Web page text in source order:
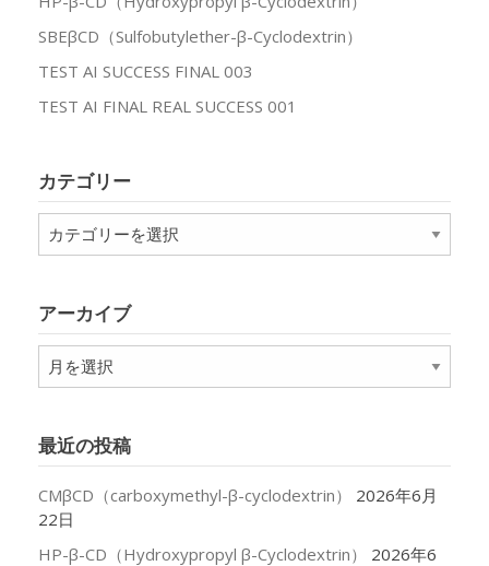
SBEβCD（Sulfobutylether-β-Cyclodextrin）
TEST AI SUCCESS FINAL 003
TEST AI FINAL REAL SUCCESS 001
カテゴリー
テ
ー
アーカイブ
ア
ー
ブ
最近の投稿
CMβCD（carboxymethyl-β-cyclodextrin）
2026年6月
22日
HP-β-CD（Hydroxypropyl β-Cyclodextrin）
2026年6